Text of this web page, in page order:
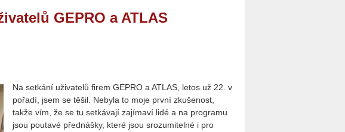
GEPRO a ATLAS
Na setkání uživatelů firem GEPRO a ATLAS, letos už 22. v
pořadí, jsem se těšil. Nebyla to moje první zkušenost,
takže vím, že se tu setkávají zajímaví lidé a na programu
jsou poutavé přednášky, které jsou srozumitelné i pro